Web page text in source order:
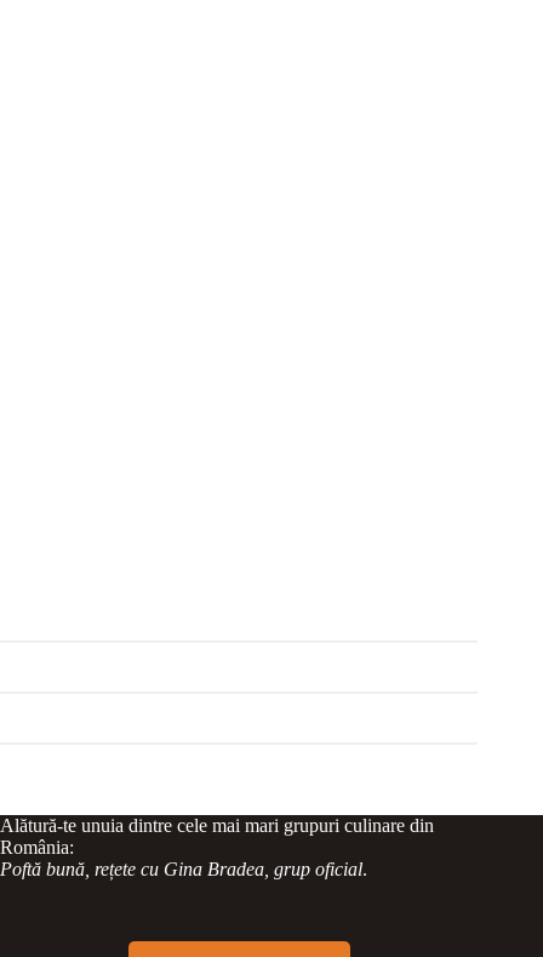
Alătură-te unuia dintre cele mai mari grupuri culinare din
România:
Poftă bună, rețete cu Gina Bradea, grup oficial.